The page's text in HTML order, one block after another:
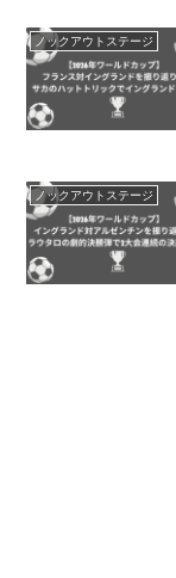
ノックアウトステージ
ノックアウトステージ